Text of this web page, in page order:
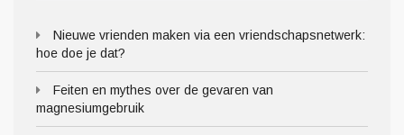
Nieuwe vrienden maken via een vriendschapsnetwerk:
hoe doe je dat?
Feiten en mythes over de gevaren van
magnesiumgebruik